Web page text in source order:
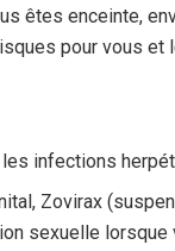
êtes enceinte,
pour vous et
infections
Zovirax
sexuelle